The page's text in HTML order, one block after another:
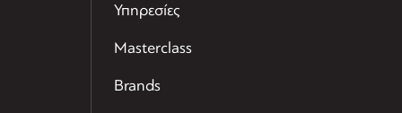
Υπηρεσίες
Masterclass
Brands